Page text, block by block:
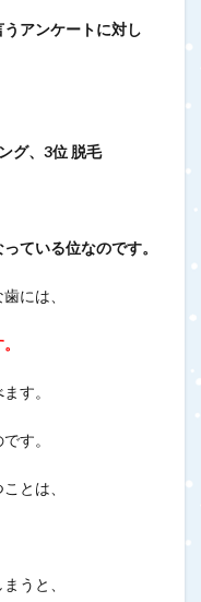
うアンケートに対し
グ、3位 脱毛
ている位なのです。
には、
す。
す。
とは、
うと、